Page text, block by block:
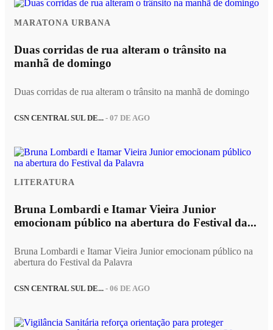
MARATONA URBANA
Duas corridas de rua alteram o trânsito na
manhã de domingo
Duas corridas de rua alteram o trânsito na manhã de domingo
CSN CENTRAL SUL DE... - 07 DE AGO
LITERATURA
Bruna Lombardi e Itamar Vieira Junior
emocionam público na abertura do Festival da...
Bruna Lombardi e Itamar Vieira Junior emocionam público na
abertura do Festival da Palavra
CSN CENTRAL SUL DE... - 06 DE AGO